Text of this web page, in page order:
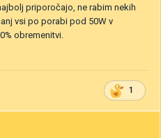
priporočajo, ne rabim nekih
vsi po porabi pod 50W v
obremenitvi.
1